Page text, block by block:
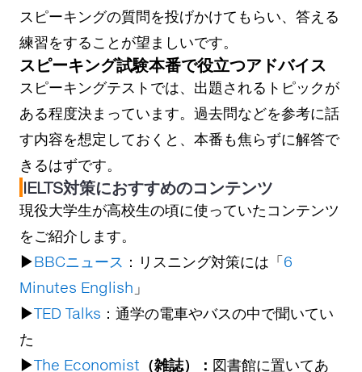
スピーキングの質問を投げかけてもらい、答える
練習をすることが望ましいです。
スピーキング試験本番で役立つアドバイス
スピーキングテストでは、出題されるトピックが
ある程度決まっています。過去問などを参考に話
す内容を想定しておくと、本番も焦らずに解答で
きるはずです。
IELTS対策におすすめのコンテンツ
現役大学生が高校生の頃に使っていたコンテンツ
をご紹介します。
▶BBCニュース ：リスニング対策には「6
Minutes English 」
▶TED Talks ：通学の電車やバスの中で聞いてい
た
▶The Economist （雑誌）： 図書館に置いてあ